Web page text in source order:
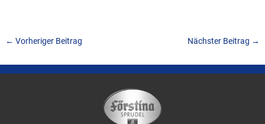
← Vorheriger Beitrag Nächster Beitrag →